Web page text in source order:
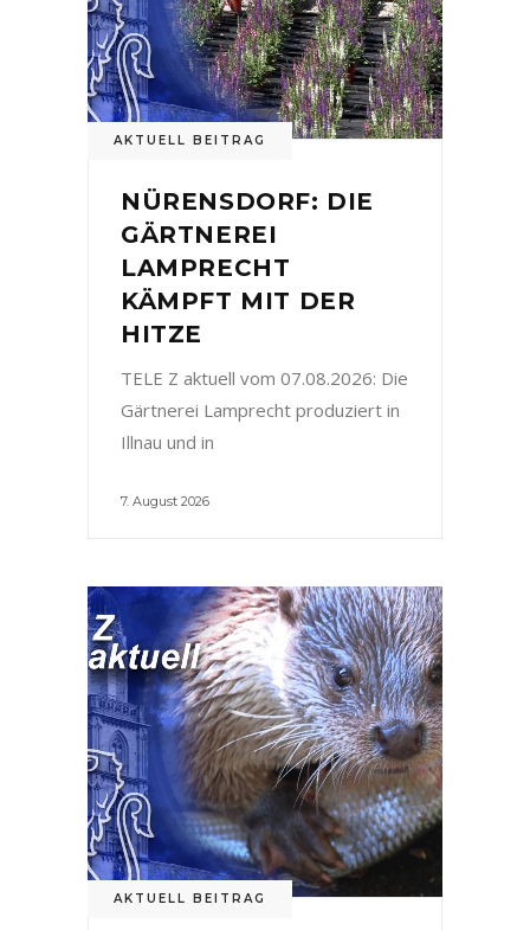
AKTUELL BEITRAG
NÜRENSDORF: DIE
GÄRTNEREI
LAMPRECHT
KÄMPFT MIT DER
HITZE
TELE Z aktuell vom 07.08.2026: Die
Gärtnerei Lamprecht produziert in
Illnau und in
7. August 2026
AKTUELL BEITRAG